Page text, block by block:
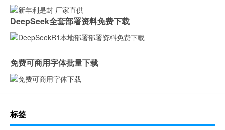
DeepSeek全套部署资料免费下载
免费可商用字体批量下载
标签